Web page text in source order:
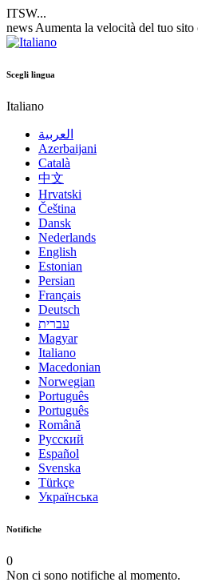
ITSW...
news Aumenta la velocità del tuo
Scegli lingua
Italiano
العربية
Azerbaijani
Català
中文
Hrvatski
Čeština
Dansk
Nederlands
English
Estonian
Persian
Français
Deutsch
עברית
Magyar
Italiano
Macedonian
Norwegian
Português
Português
Română
Русский
Español
Svenska
Türkçe
Українська
Notifiche
0
Non ci sono notifiche al momento.